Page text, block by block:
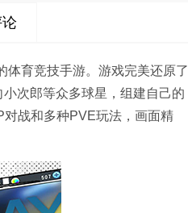
论
体育竞技手游。游戏完美还原了
次郎等众多球星，组建自己的
战和多种PVE玩法，画面精